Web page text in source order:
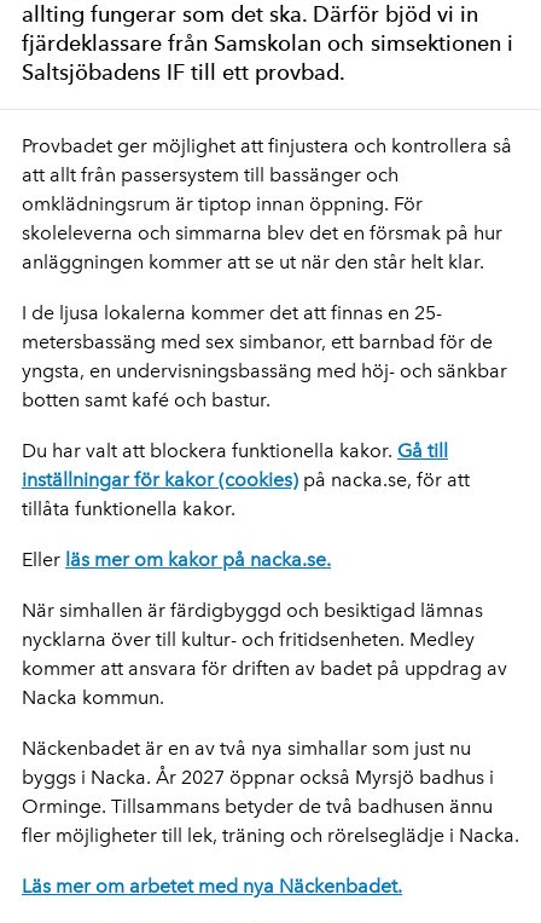
allting fungerar som det ska. Därför bjöd vi in
fjärdeklassare från Samskolan och simsektionen i
Saltsjöbadens IF till ett provbad.
Provbadet ger möjlighet att finjustera och kontrollera så
att allt från passersystem till bassänger och
omklädningsrum är tiptop innan öppning. För
skoleleverna och simmarna blev det en försmak på hur
anläggningen kommer att se ut när den står helt klar.
I de ljusa lokalerna kommer det att finnas en 25-
metersbassäng med sex simbanor, ett barnbad för de
yngsta, en undervisningsbassäng med höj- och sänkbar
botten samt kafé och bastur.
Du har valt att blockera funktionella kakor. Gå till
inställningar för kakor (cookies) på nacka.se, för att
tillåta funktionella kakor.
Eller läs mer om kakor på nacka.se.
När simhallen är färdigbyggd och besiktigad lämnas
nycklarna över till kultur- och fritidsenheten. Medley
kommer att ansvara för driften av badet på uppdrag av
Nacka kommun.
Näckenbadet är en av två nya simhallar som just nu
byggs i Nacka. År 2027 öppnar också Myrsjö badhus i
Orminge. Tillsammans betyder de två badhusen ännu
fler möjligheter till lek, träning och rörelseglädje i Nacka.
Läs mer om arbetet med nya Näckenbadet.